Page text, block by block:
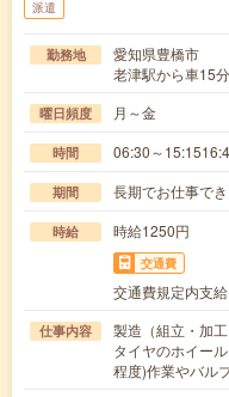
派遣
勤務地
愛知県豊橋市
老津駅から車15分
曜日頻度 月～金
時間 06:30～
期間 長期でお仕事で
時給 時給1250円
交通費
交通費規定内支給
仕事内容
製造（組立・加工
タイヤのホイー
程度)作業やバル